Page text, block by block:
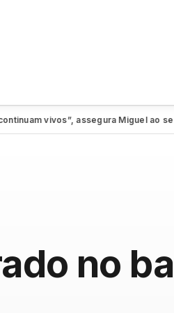
vivos”, assegura Miguel ao se
no